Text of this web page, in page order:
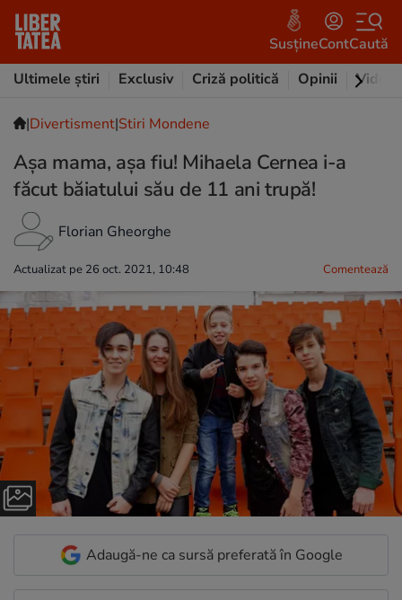
SusțineContCaută
Ultimele știri
Exclusiv Criză politică Opinii Video
|Divertisment|Stiri Mondene
Așa mama, așa fiu! Mihaela Cernea i-a
făcut băiatului său de 11 ani trupă!
Florian Gheorghe
Actualizat pe 26 oct. 2021, 10:48 Comentează
Adaugă-ne ca sursă preferată în Google